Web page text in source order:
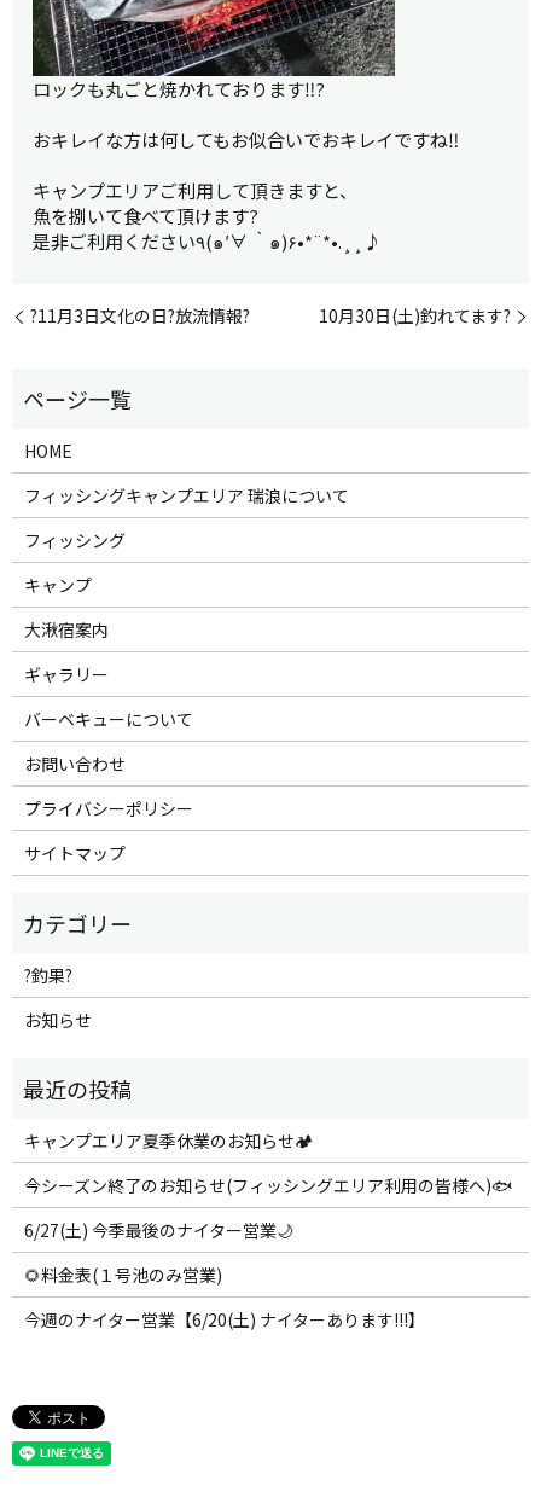
ロックも丸ごと焼かれております‼︎?
おキレイな方は何してもお似合いでおキレイですね‼︎
キャンプエリアご利用して頂きますと、
魚を捌いて食べて頂けます?
是非ご利用ください٩(๑′∀ ‵๑)۶•*¨*•.¸¸♪
?11月3日文化の日?放流情報? 10月30日(土)釣れてます?
HOME
フィッシングキャンプエリア 瑞浪について
フィッシング
キャンプ
大湫宿案内
ギャラリー
バーベキューについて
お問い合わせ
プライバシーポリシー
サイトマップ
?釣果?
お知らせ
キャンプエリア夏季休業のお知らせ🏕️
今シーズン終了のお知らせ(フィッシングエリア利用の皆様へ)🐟
6/27(土) 今季最後のナイター営業🌙
🌻料金表(１号池のみ営業)
今週のナイター営業【6/20(土) ナイターあります!!!】